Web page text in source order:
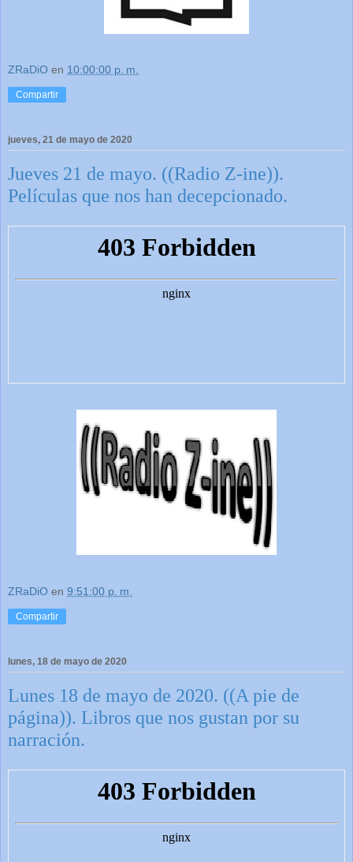
ZRaDiO en 10:00:00 p. m.
Compartir
jueves, 21 de mayo de 2020
Jueves 21 de mayo. ((Radio Z-ine)).
Películas que nos han decepcionado.
ZRaDiO en 9:51:00 p. m.
Compartir
lunes, 18 de mayo de 2020
Lunes 18 de mayo de 2020. ((A pie de
página)). Libros que nos gustan por su
narración.